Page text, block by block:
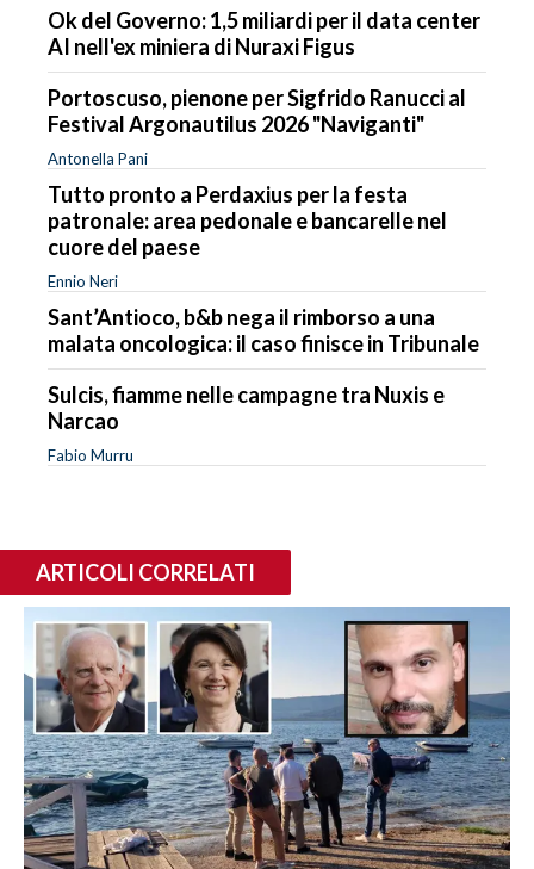
Ok del Governo: 1,5 miliardi per il data center
AI nell'ex miniera di Nuraxi Figus
Portoscuso, pienone per Sigfrido Ranucci al
Festival Argonautilus 2026 "Naviganti"
Antonella Pani
Tutto pronto a Perdaxius per la festa
patronale: area pedonale e bancarelle nel
cuore del paese
Ennio Neri
Sant’Antioco, b&b nega il rimborso a una
malata oncologica: il caso finisce in Tribunale
Sulcis, fiamme nelle campagne tra Nuxis e
Narcao
Fabio Murru
ARTICOLI CORRELATI